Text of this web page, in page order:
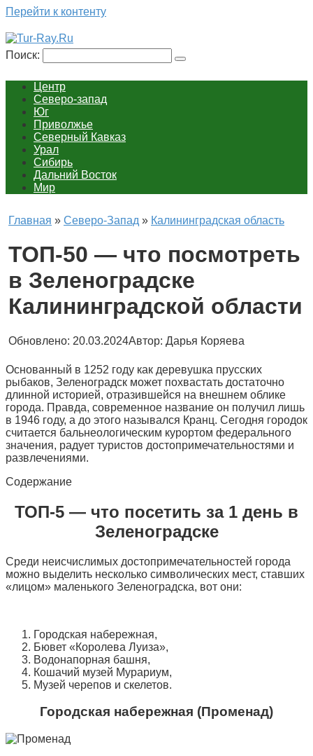
Перейти к контенту
Поиск:
Центр
Северо-запад
Юг
Приволжье
Северный Кавказ
Урал
Сибирь
Дальний Восток
Мир
Главная » Северо-Запад » Калининградская область
ТОП-50 — что посмотреть
в Зеленоградске
Калининградской области
Обновлено: 20.03.2024Автор: Дарья Коряева
Основанный в 1252 году как деревушка прусских
рыбаков, Зеленоградск может похвастать достаточно
длинной историей, отразившейся на внешнем облике
города. Правда, современное название он получил лишь
в 1946 году, а до этого назывался Кранц. Сегодня городок
считается бальнеологическим курортом федерального
значения, радует туристов достопримечательностями и
развлечениями.
Содержание
ТОП-5 — что посетить за 1 день в
Зеленоградске
Среди неисчислимых достопримечательностей города
можно выделить несколько символических мест, ставших
«лицом» маленького Зеленоградска, вот они:
Городская набережная,
Бювет «Королева Луиза»,
Водонапорная башня,
Кошачий музей Мурариум,
Музей черепов и скелетов.
Городская набережная (Променад)